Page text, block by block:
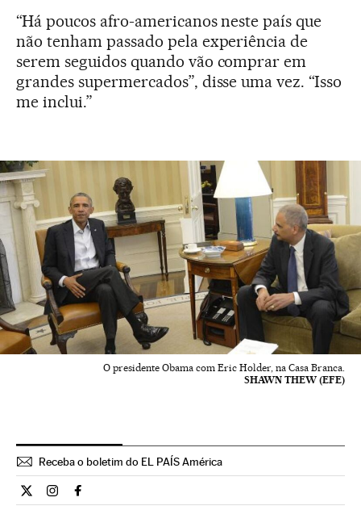
“Há poucos afro-americanos neste país que
não tenham passado pela experiência de
serem seguidos quando vão comprar em
grandes supermercados”, disse uma vez. “Isso
me inclui.”
O presidente Obama com Eric Holder, na Casa Branca.
SHAWN THEW (EFE)
Receba o boletim do EL PAÍS América
Internacional El País Brasil en Twitter
Internacional El País Brasil en Instagram
Internacional El País Brasil en Facebook